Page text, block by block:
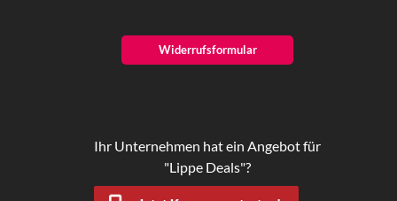
Widerrufsformular
Ihr Unternehmen hat ein Angebot für
"Lippe Deals"?